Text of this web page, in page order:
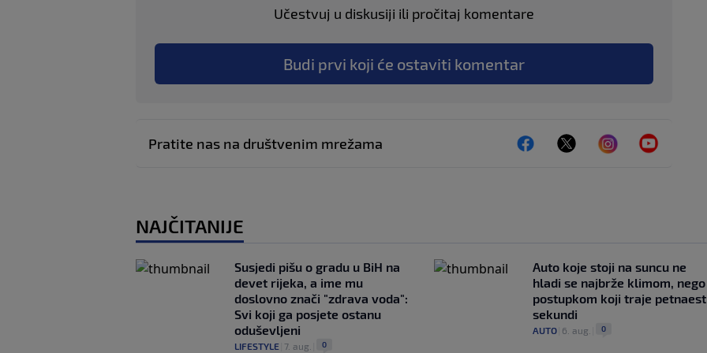
Učestvuj u diskusiji ili pročitaj komentare
Budi prvi koji će ostaviti komentar
Pratite nas na društvenim mrežama
NAJČITANIJE
Susjedi pišu o gradu u BiH na
devet rijeka, a ime mu
doslovno znači "zdrava voda":
Svi koji ga posjete ostanu
oduševljeni
LIFESTYLE 7. aug. 0
Auto koje stoji na suncu ne
hladi se najbrže klimom, nego
postupkom koji traje petnaest
sekundi
AUTO| 6. aug. 0